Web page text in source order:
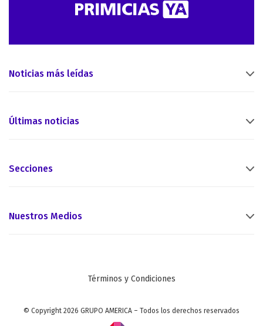
Noticias más leídas
Últimas noticias
Secciones
Nuestros Medios
Términos y Condiciones
© Copyright 2026 GRUPO AMERICA – Todos los derechos reservados